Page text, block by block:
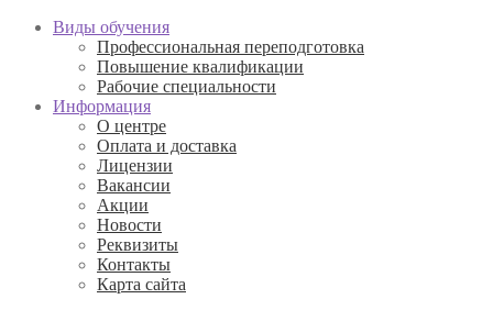
Виды обучения
Профессиональная переподготовка
Повышение квалификации
Рабочие специальности
Информация
О центре
Оплата и доставка
Лицензии
Вакансии
Акции
Новости
Реквизиты
Контакты
Карта сайта